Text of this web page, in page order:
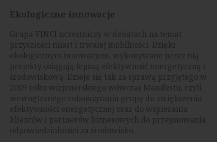
Ekologiczne innowacje
Grupa VINCI uczestniczy w debatach na temat
przyszłości miast i trwałej mobilności. Dzięki
ekologicznym innowacjom, wykonywane przez nią
projekty osiągają lepszą efektywność energetyczną i
środowiskową. Dzieje się tak za sprawą przyjętego w
2009 roku wizjonerskiego wówczas Manifestu, czyli
wewnętrznego zobowiązania grupy do zwiększenia
efektywności energetycznej oraz do wspierania
klientów i partnerów biznesowych do przejmowania
odpowiedzialności za środowisko.